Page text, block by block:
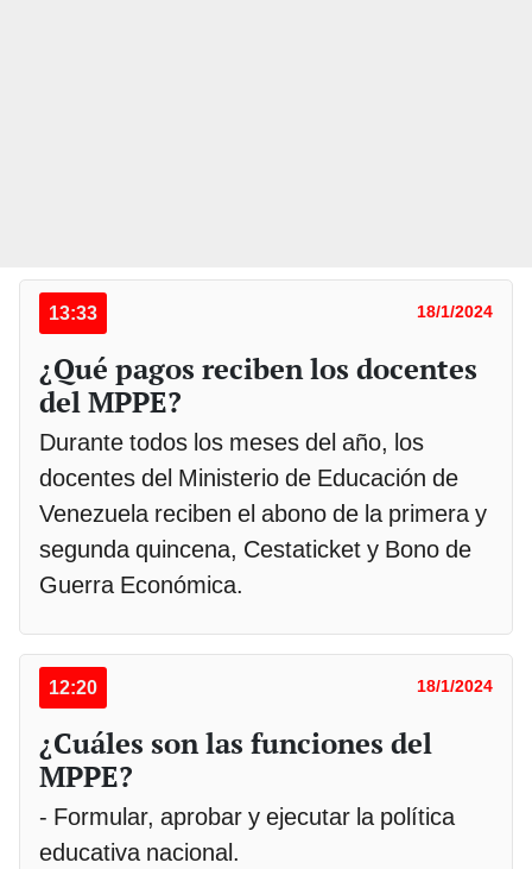
13:33 18/1/2024
¿Qué pagos reciben los docentes
del MPPE?
Durante todos los meses del año, los
docentes del Ministerio de Educación de
Venezuela reciben el abono de la primera y
segunda quincena, Cestaticket y Bono de
Guerra Económica.
12:20 18/1/2024
¿Cuáles son las funciones del
MPPE?
- Formular, aprobar y ejecutar la política
educativa nacional.